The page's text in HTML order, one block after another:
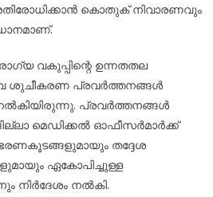
കൊതുക് നിവാരണവും
വകുപ്പിന്റെ ഉന്നതതല
ശുചീകരണ പ്രവര്‍ത്തനങ്ങള്‍
പ്രവര്‍ത്തനങ്ങള്‍
മെഡിക്കല്‍ ഓഫീസര്‍മാര്‍ക്ക്
ഭരണകൂടങ്ങളുമായും തദ്ദേശ
ഏകോപിച്ചുള്ള
നിര്‍ദേശം നല്‍കി.